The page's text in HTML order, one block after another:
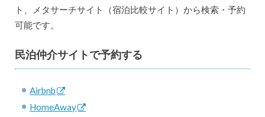
ト、メタサーチサイト（宿泊比較サイト）から検索・予約
可能です。
民泊仲介サイトで予約する
Airbnb
HomeAway